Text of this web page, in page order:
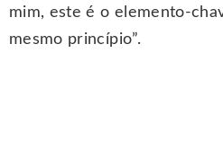
mim, este é o elemento-
mesmo princípio”.